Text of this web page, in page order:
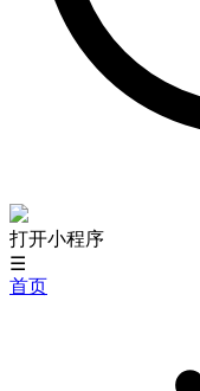
打开小程序
☰
首页